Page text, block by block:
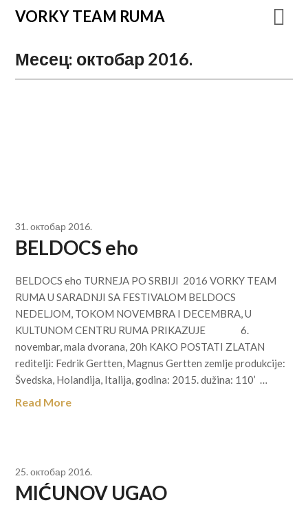
VORKY TEAM RUMA
Месец: октобар 2016.
31. октобар 2016.
BELDOCS eho
BELDOCS eho TURNEJA PO SRBIJI 2016 VORKY TEAM
RUMA U SARADNJI SA FESTIVALOM BELDOCS
NEDELJOM, TOKOM NOVEMBRA I DECEMBRA, U
KULTUNOM CENTRU RUMA PRIKAZUJE 6.
novembar, mala dvorana, 20h KAKO POSTATI ZLATAN
reditelji: Fedrik Gertten, Magnus Gertten zemlje produkcije:
Švedska, Holandija, Italija, godina: 2015. dužina: 110’ …
Read More
25. октобар 2016.
MIĆUNOV UGAO